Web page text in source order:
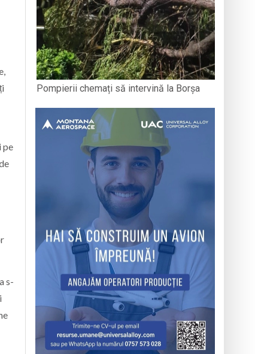
pe
s-
Pompierii chemați să intervină la Borșa